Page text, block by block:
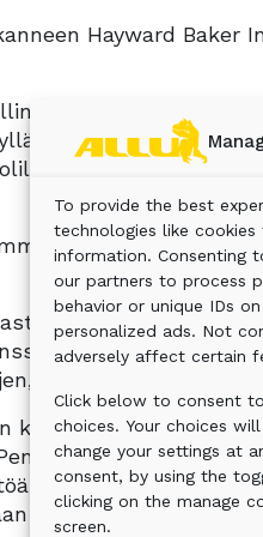
To provide the best
technologies like
information. Consenting
our partners to process
behavior or unique IDs
personalized ads. Not
adversely affect certain
Click below to consent
choices. Your choices
change your settings at
consent, by using the
clicking on the manage
screen.
Hayward Baker
ja antoisa, sillä
huomata,
maailmaa painivat.
Allu Finland Oy:n
olikin omiaan
geotekniikka-
kuului myös
esiteltiin
oikeassa